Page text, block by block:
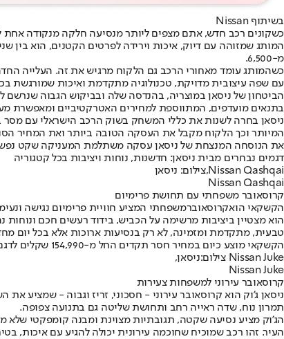
בשיתוף Nissan
כשקונים רכב חדש, אתם מצפים ליותר מנסיעה חלקה מנקודה אחת
מ-6,500.
כשהמותג עומד מאחורי הרכב גם הלקוח מרגיש את זה. העלייה
עם שפה עיצובית מדויקת, טכנולוגיה מתקדמת ואיכות שמורגשת
הביטחון של ניסאן במוצריה, בהנדסה שלה ובביקוש הגבוה
בתנאים מועדפים, המתווספת למחירים האטרקטיביים ומאפשרת
ניסאן בחרה לשנות את כללי המשחק בשוק הרכב הישראלי עם
המיותר וכך הלקוח מקבל את העסקה הטובה ביותר ואת המחיר
את הנוסחה המנצחת של ניסאן עסקה משתלמת המעניקה שקט נפשי
דגמים נבחרים מבית ניסאן: חדשנות, נוחות ויציבות בכל קטגוריה
Nissan Qashqai,צילום: ניסאן
Nissan Qashqai
קרוסאובר משפחתי עם תחושת פרימיום
הקשקאי הואקרוסאוברמשפחתי המציע חוויית פרימיום נגישה
הוא מצטיין ביציבות מרשימה על הכביש, בידוד רעשים חכם
טבעית, מתקדמת ומזמינה, לא רק בנסיעות ארוכות אלא בכל יום
הקשקאי מוצע כיום במחיר חסר תקדים החל מ-154,990 שקלים לדגם 0 ק"מ במקום 178,990 שקלים.
Nissan Juke צילום:ניסאן,
Nissan Juke
קרוסאובר עירוני למשפחות צעירות
ניסאן ג'וק הוא קרוסאובר עירוני - חסכוני, זריז וגבוה - שמציע את
תמרון נוח, שדה ראייה רחב ותחושת שליטה גם בתנועה צפופה.
הג'וק מציע נסיעה שקטה, תגובתיות מצוינת ומבנה קומפקטי שלא
העיר. זהו רכב שמוכיח שחוכמה עירונית יכולה להגיע עם איכות,